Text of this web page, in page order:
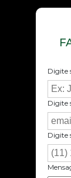
Digite
Digite
Digite